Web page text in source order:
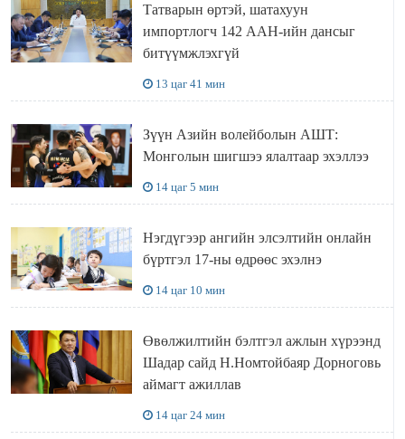
Татварын өртэй, шатахуун
импортлогч 142 ААН-ийн дансыг
битүүмжлэхгүй
13 цаг 41 мин
Зүүн Азийн волейболын АШТ:
Монголын шигшээ ялалтаар эхэллээ
14 цаг 5 мин
Нэгдүгээр ангийн элсэлтийн онлайн
бүртгэл 17-ны өдрөөс эхэлнэ
14 цаг 10 мин
Өвөлжилтийн бэлтгэл ажлын хүрээнд
Шадар сайд Н.Номтойбаяр Дорноговь
аймагт ажиллав
14 цаг 24 мин